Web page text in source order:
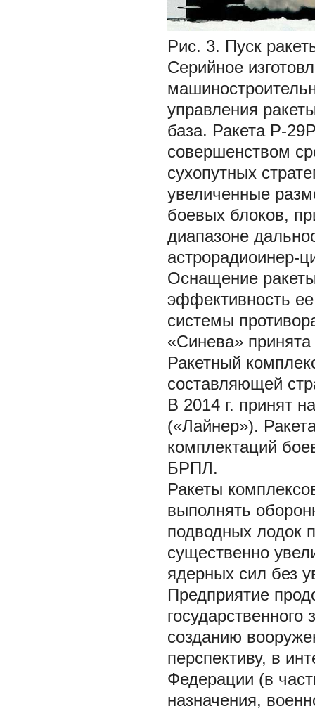
Рис. 3. Пуск
Серийное
управления
база. Ракета Р-
совершенством
сухопутных
увеличенные
боевых блоков,
диапазоне
астрорадиоинер-
Оснащение
эффективность
системы
«Синева»
Ракетный
составляющей
В 2014 г. принят
(«Лайнер»).
комплектаций
БРПЛ.
Ракеты
выполнять
подводных лодок
существенно
ядерных сил без
Предприятие
созданию
перспективу, в
Федерации (в
назначения,